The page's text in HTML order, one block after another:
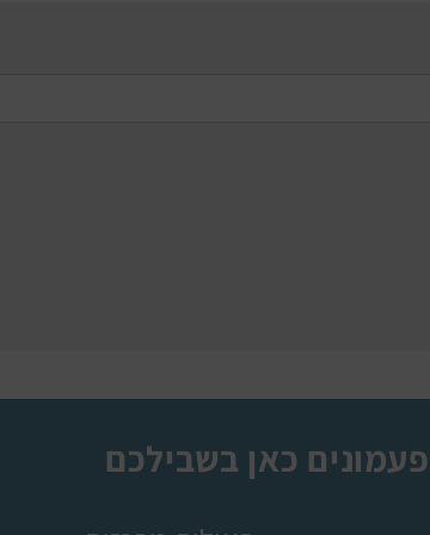
פעמונים כאן בשבילכם